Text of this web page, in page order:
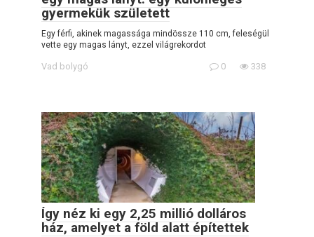
gyermekük született
Egy férfi, akinek magassága mindössze 110 cm, feleségül
vette egy magas lányt, ezzel világrekordot
Vad bolygó 0 338
Így néz ki egy 2,25 millió dolláros
ház, amelyet a föld alatt építettek